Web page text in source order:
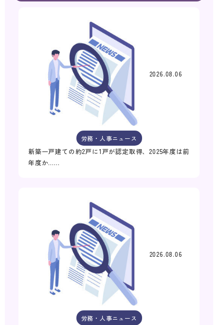
2026.08.06
労務・人事ニュース
新築一戸建ての約2戸に1戸が認定取得、2025年度は前
年度か……
2026.08.06
労務・人事ニュース